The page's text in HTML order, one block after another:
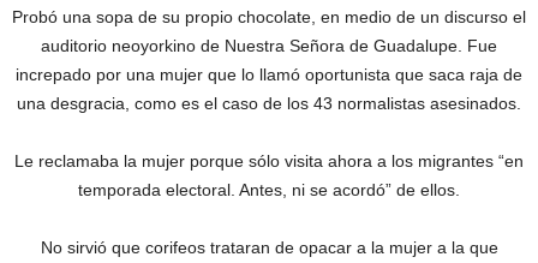
Probó una sopa de su propio chocolate, en medio de un discurso el
auditorio neoyorkino de Nuestra Señora de Guadalupe. Fue
increpado por una mujer que lo llamó oportunista que saca raja de
una desgracia, como es el caso de los 43 normalistas asesinados.
Le reclamaba la mujer porque sólo visita ahora a los migrantes “en
temporada electoral. Antes, ni se acordó” de ellos.
No sirvió que corifeos trataran de opacar a la mujer a la que